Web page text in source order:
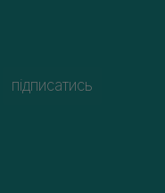
підписатись